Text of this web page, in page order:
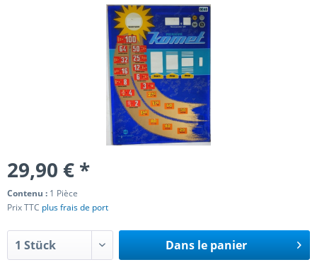
29,90 € *
Contenu : 1 Pièce
Prix TTC plus frais de port
Dans le panier